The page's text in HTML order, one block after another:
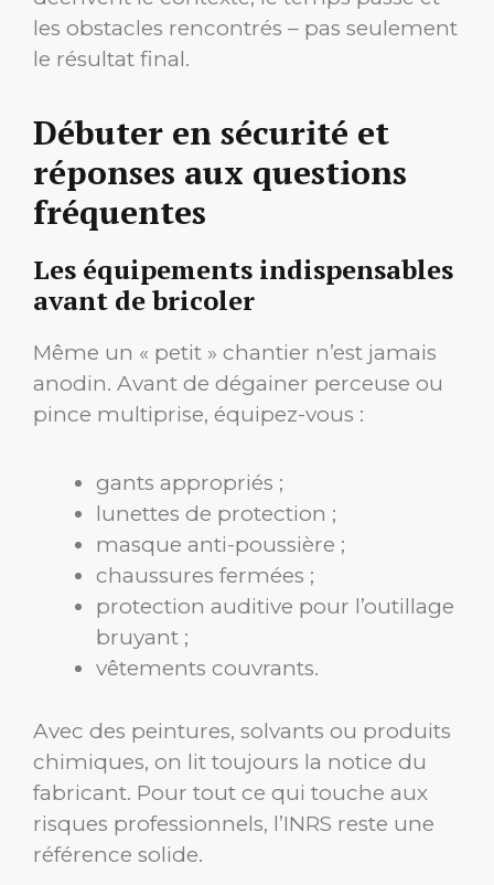
les obstacles rencontrés – pas seulement
le résultat final.
Débuter en sécurité et
réponses aux questions
fréquentes
Les équipements indispensables
avant de bricoler
Même un « petit » chantier n’est jamais
anodin. Avant de dégainer perceuse ou
pince multiprise, équipez-vous :
gants appropriés ;
lunettes de protection ;
masque anti-poussière ;
chaussures fermées ;
protection auditive pour l’outillage
bruyant ;
vêtements couvrants.
Avec des peintures, solvants ou produits
chimiques, on lit toujours la notice du
fabricant. Pour tout ce qui touche aux
risques professionnels, l’INRS reste une
référence solide.